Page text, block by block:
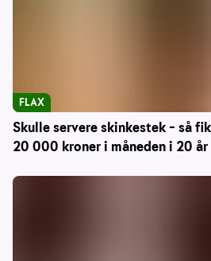
Skulle servere skinkestek – så
20 000 kroner i måneden i 20 år
FLAX